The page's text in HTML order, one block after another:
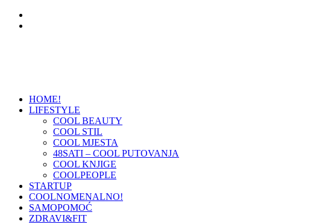
HOME!
LIFESTYLE
COOL BEAUTY
COOL STIL
COOL MJESTA
48SATI – COOL PUTOVANJA
COOL KNJIGE
COOLPEOPLE
STARTUP
COOLNOMENALNO!
SAMOPOMOĆ
ZDRAVI&FIT